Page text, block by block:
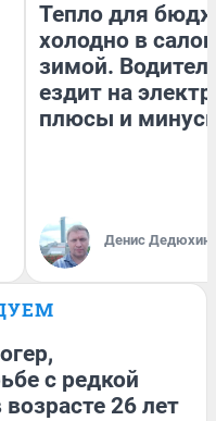
Тепло для
холодно в
зимой.
ездит на
плюсы и
Денис Дедюхин
с редкой
26 лет